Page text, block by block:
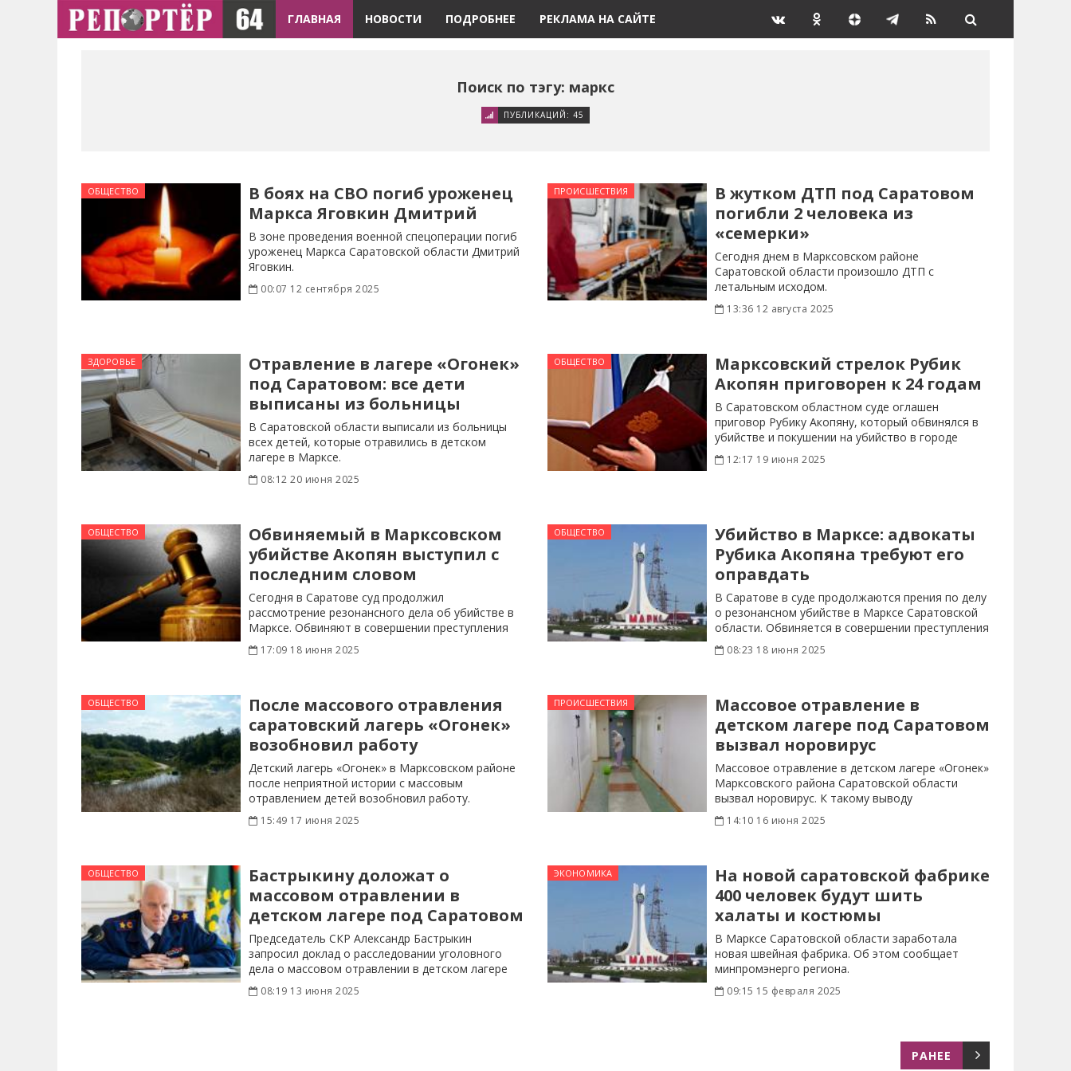
ГЛАВНАЯ НОВОСТИ ПОДРОБНЕЕ РЕКЛАМА НА САЙТЕ
Поиск по тэгу: маркс
ПУБЛИКАЦИЙ: 45
ОБЩЕСТВО
В боях на СВО погиб уроженец
Маркса Яговкин Дмитрий
В зоне проведения военной спецоперации погиб
уроженец Маркса Саратовской области Дмитрий
Яговкин.
00:07 12 сентября 2025
ПРОИСШЕСТВИЯ
В жутком ДТП под Саратовом
погибли 2 человека из
«семерки»
Сегодня днем в Марксовском районе
Саратовской области произошло ДТП с
летальным исходом.
13:36 12 августа 2025
ЗДОРОВЬЕ
Отравление в лагере «Огонек»
под Саратовом: все дети
выписаны из больницы
В Саратовской области выписали из больницы
всех детей, которые отравились в детском
лагере в Марксе.
08:12 20 июня 2025
ОБЩЕСТВО
Марксовский стрелок Рубик
Акопян приговорен к 24 годам
В Саратовском областном суде оглашен
приговор Рубику Акопяну, который обвинялся в
убийстве и покушении на убийство в городе
Марксе.
12:17 19 июня 2025
ОБЩЕСТВО
Обвиняемый в Марксовском
убийстве Акопян выступил с
последним словом
Сегодня в Саратове суд продолжил
рассмотрение резонансного дела об убийстве в
Марксе. Обвиняют в совершении преступления
местного жителя
17:09 18 июня 2025
ОБЩЕСТВО
Убийство в Марксе: адвокаты
Рубика Акопяна требуют его
оправдать
В Саратове в суде продолжаются прения по делу
о резонансном убийстве в Марксе Саратовской
области. Обвиняется в совершении преступления
08:23 18 июня 2025
ОБЩЕСТВО
После массового отравления
саратовский лагерь «Огонек»
возобновил работу
Детский лагерь «Огонек» в Марксовском районе
после неприятной истории с массовым
отравлением детей возобновил работу.
15:49 17 июня 2025
ПРОИСШЕСТВИЯ
Массовое отравление в
детском лагере под Саратовом
вызвал норовирус
Массовое отравление в детском лагере «Огонек»
Марксовского района Саратовской области
вызвал норовирус. К такому выводу
14:10 16 июня 2025
ОБЩЕСТВО
Бастрыкину доложат о
массовом отравлении в
детском лагере под Саратовом
Председатель СКР Александр Бастрыкин
запросил доклад о расследовании уголовного
дела о массовом отравлении в детском лагере
под08:19 13 июня 2025
ЭКОНОМИКА
На новой саратовской фабрике
400 человек будут шить
халаты и костюмы
В Марксе Саратовской области заработала
новая швейная фабрика. Об этом сообщает
минпромэнерго региона.
09:15 15 февраля 2025
РАНЕЕ